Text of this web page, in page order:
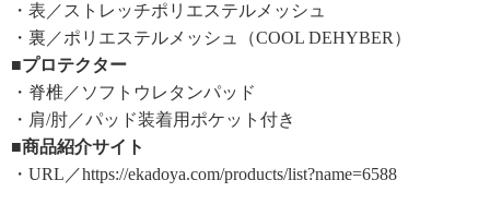
・表／ストレッチポリエステルメッシュ
・裏／ポリエステルメッシュ（COOL DEHYBER）
■プロテクター
・脊椎／ソフトウレタンパッド
・肩/肘／パッド装着用ポケット付き
■商品紹介サイト
・URL／https://ekadoya.com/products/list?name=6588